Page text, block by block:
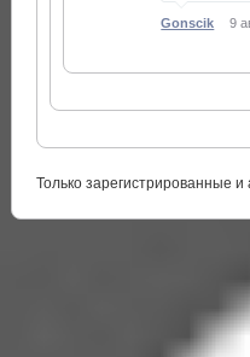
Gonscik 9
Только зарегистрированные